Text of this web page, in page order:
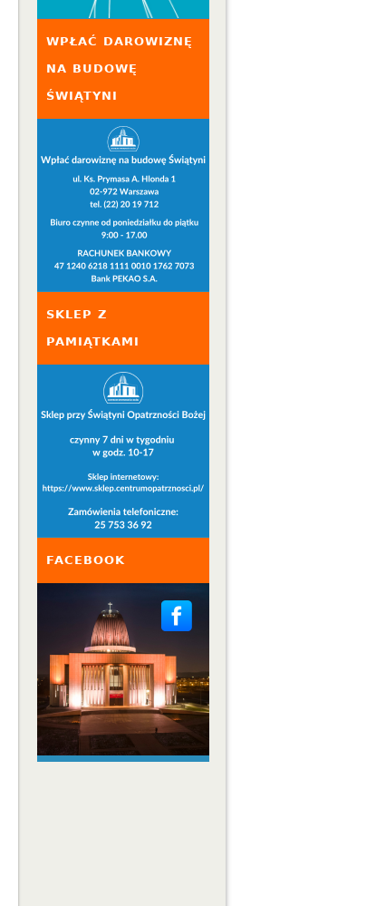
WPŁAĆ DAROWIZNĘ
NA BUDOWĘ
ŚWIĄTYNI
SKLEP Z
PAMIĄTKAMI
FACEBOOK